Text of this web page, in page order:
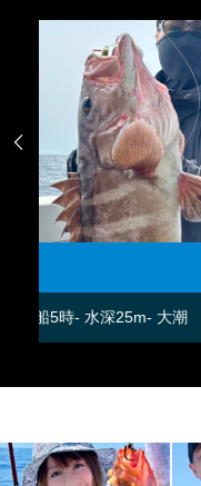
2026.04.28出船5
